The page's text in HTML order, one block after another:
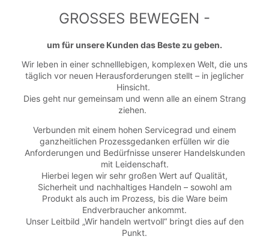
GROSSES BEWEGEN -
um für unsere Kunden das Beste zu geben.
Wir leben in einer schnelllebigen, komplexen Welt, die uns
täglich vor neuen Herausforderungen stellt – in jeglicher
Hinsicht.
Dies geht nur gemeinsam und wenn alle an einem Strang
ziehen.
Verbunden mit einem hohen Servicegrad und einem
ganzheitlichen Prozessgedanken erfüllen wir die
Anforderungen und Bedürfnisse unserer Handelskunden
mit Leidenschaft.
Hierbei legen wir sehr großen Wert auf Qualität,
Sicherheit und nachhaltiges Handeln – sowohl am
Produkt als auch im Prozess, bis die Ware beim
Endverbraucher ankommt.
Unser Leitbild „Wir handeln wertvoll“ bringt dies auf den
Punkt.